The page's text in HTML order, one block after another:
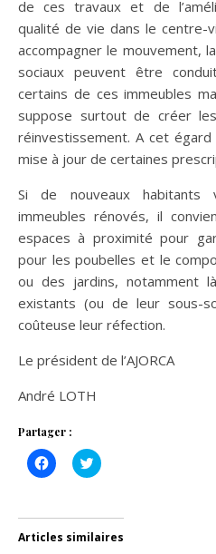
de ces travaux et de
qualité de vie dans le centre-
accompagner le mouvement,
sociaux peuvent être
certains de ces immeubles
suppose surtout de créer
réinvestissement. A cet
mise à jour de certaines
Si de nouveaux habitants
immeubles rénovés, il
espaces à proximité pour
pour les poubelles et le
ou des jardins, notamment
existants (ou de leur sous-
coûteuse leur réfection.
Le président de l’AJORCA
André LOTH
Partager :
Cliquez
pour
dans
une
nouvelle
Cliquez
pour
dans
une
nouvelle
Articles similaires